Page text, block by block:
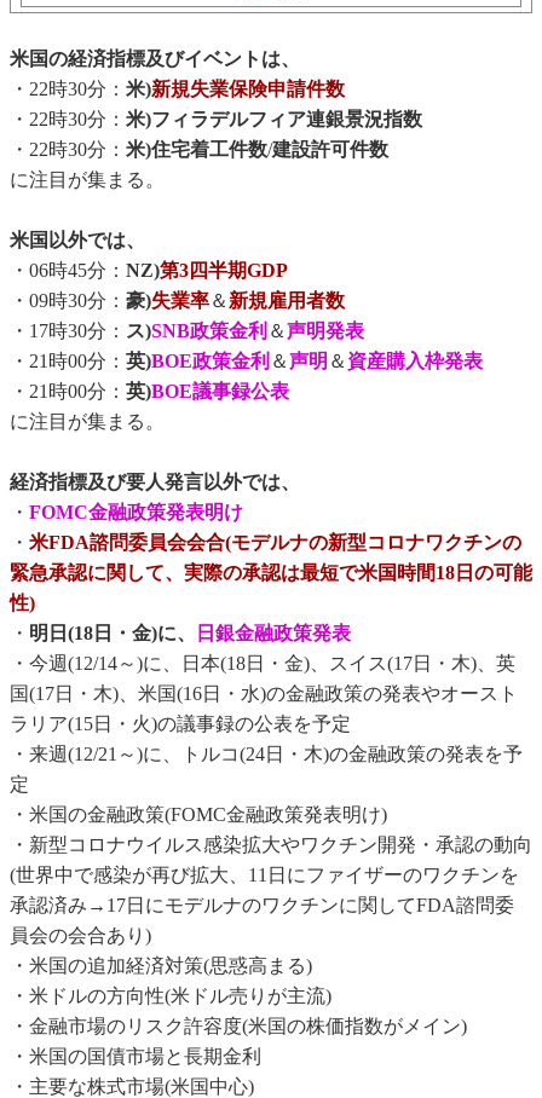
米国の経済指標及びイベントは、
・22時30分： 米)新規失業保険申請件数
・22時30分： 米)フィラデルフィア連銀景況指数
・22時30分： 米)住宅着工件数/建設許可件数
に注目が集まる。
米国以外では、
・06時45分： NZ)第3四半期GDP
・09時30分： 豪)失業率＆新規雇用者数
・17時30分： ス)SNB政策金利 ＆声明発表
・21時00分： 英)BOE政策金利 ＆声明 ＆ 資産購入枠発表
・21時00分： 英)BOE議事録公表
に注目が集まる。
経済指標及び要人発言以外では、
・ FOMC金融政策発表明け
・ 米FDA諮問委員会会合(モデルナの新型コロナワクチンの
緊急承認に関して、実際の承認は最短で米国時間18日の可能
性)
・ 明日(18日・金)に、
日銀金融政策発表
・今週(12/14～)に、日本(18日・金)、スイス(17日・木)、英
国(17日・木)、米国(16日・水)の金融政策の発表やオースト
ラリア(15日・火)の議事録の公表を予定
・来週(12/21～)に、トルコ(24日・木)の金融政策の発表を予
定
・米国の金融政策(FOMC金融政策発表明け)
・新型コロナウイルス感染拡大やワクチン開発・承認の動向
(世界中で感染が再び拡大、11日にファイザーのワクチンを
承認済み→17日にモデルナのワクチンに関してFDA諮問委
員会の会合あり)
・米国の追加経済対策(思惑高まる)
・米ドルの方向性(米ドル売りが主流)
・金融市場のリスク許容度(米国の株価指数がメイン)
・米国の国債市場と長期金利
・主要な株式市場(米国中心)